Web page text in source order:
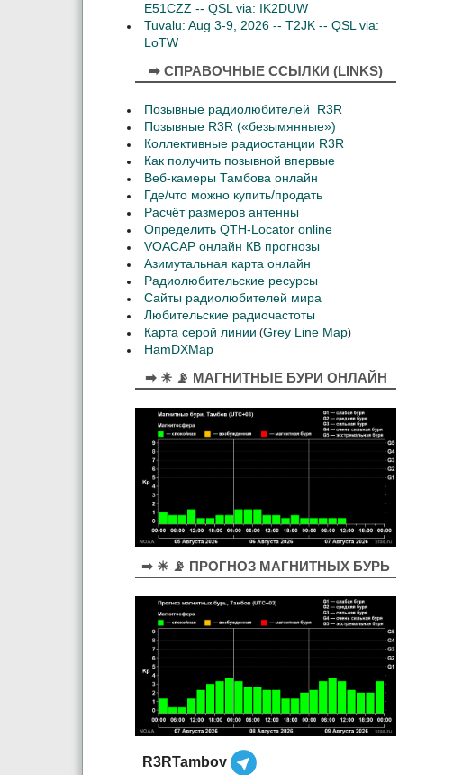
E51CZZ -- QSL via: IK2DUW
Tuvalu: Aug 3-9, 2026 -- T2JK -- QSL via:
LoTW
➡ СПРАВОЧНЫЕ ССЫЛКИ (LINKS)
Позывные радиолюбителей R3R
Позывные R3R («безымянные»)
Коллективные радиостанции R3R
Как получить позывной впервые
Веб-камеры Тамбова онлайн
Где/что можно купить/продать
Расчёт размеров антенны
Определить QTH-Locator online
VOACAP онлайн КВ прогнозы
Азимутальная карта онлайн
Радиолюбительские ресурсы
Сайты радиолюбителей мира
Любительские радиочастоты
Карта серой линии (Grey Line Map)
HamDXMap
➡ ☀ 📡 МАГНИТНЫЕ БУРИ ОНЛАЙН
➡ ☀ 📡 ПРОГНОЗ МАГНИТНЫХ БУРЬ
R3RTambov